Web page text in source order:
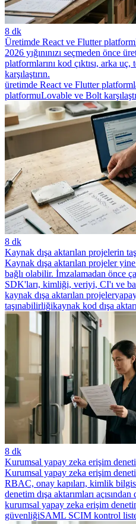
8 dk
Üretimde React ve Flutter
2026 yığınınızı seçmeden önce
platformlarını kod çıktısı, arka uç,
karşılaştırın.
üretimde React ve Flutter
platformuLovable ve Bolt
8 dk
Kaynak dışa aktarılan projelerin
Kaynak dışa aktarılan projeler
bağlı olabilir. İmzalamadan önce
SDK'ları, kimliği, veriyi, CI'ı ve
kaynak dışa aktarılan projeler
taşınabilirliğikaynak kod dışa
8 dk
Kurumsal yapay zeka erişim
Kurumsal yapay zeka erişim
RBAC, onay kapıları, kimlik
denetim dışa aktarımları
kurumsal yapay zeka erişim
güvenliğiSAML SCIM kontrol